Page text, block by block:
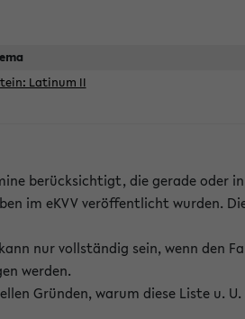
Latinum II
berücksichtigt, die gerade oder
im eKVV veröffentlicht wurden.
nur vollständig sein, wenn den
werden.
Gründen, warum diese Liste u.